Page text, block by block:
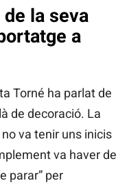
la seva
a
Torné ha parlat de
de decoració. La
va tenir uns inicis
va haver de
parar” per